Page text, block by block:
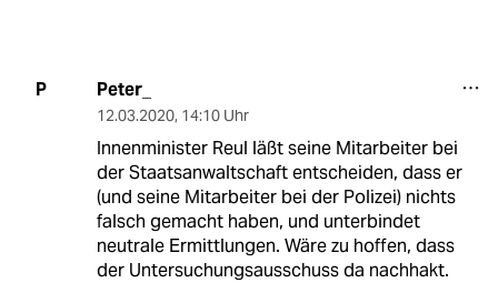
P Peter_
12.03.2020, 14:10 Uhr
Innenminister Reul läßt seine Mitarbeiter bei
der Staatsanwaltschaft entscheiden, dass er
(und seine Mitarbeiter bei der Polizei) nichts
falsch gemacht haben, und unterbindet
neutrale Ermittlungen. Wäre zu hoffen, dass
der Untersuchungsausschuss da nachhakt.